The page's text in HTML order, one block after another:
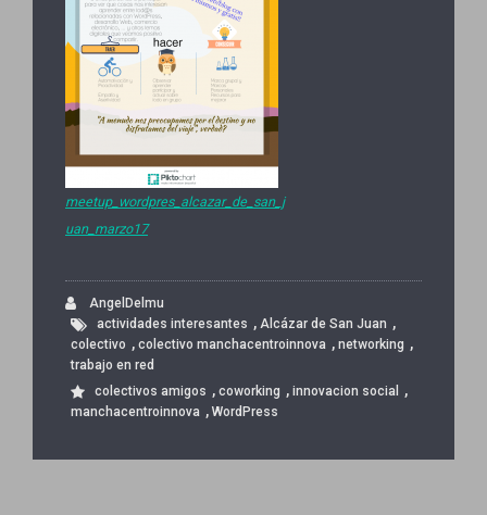
meetup_wordpres_alcazar_de_san_j
uan_marzo17
AngelDelmu
actividades interesantes , Alcázar de San Juan ,
colectivo , colectivo manchacentroinnova , networking ,
trabajo en red
colectivos amigos , coworking , innovacion social ,
manchacentroinnova , WordPress